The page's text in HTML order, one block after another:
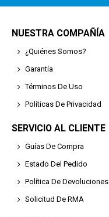
NUESTRA COMPAÑÍA
¿Quiénes Somos?
Garantía
Términos De Uso
Políticas De Privacidad
SERVICIO AL CLIENTE
Guías De Compra
Estado Del Pedido
Política De Devoluciones
Solicitud De RMA